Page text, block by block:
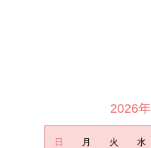
2026
日 月 火 水